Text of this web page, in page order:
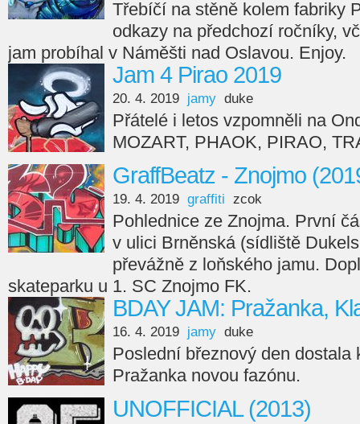
Třebíčí na stěně kolem fabriky
odkazy na předchozí ročníky,
jam probíhal v Náměšti nad Oslavou. Enjoy.
Jam 4 Pirao 2019
20. 4. 2019 jamy duke
Přátelé i letos vzpomněli na
MOZART, PHAOK, PIRAO,
GraffBeatz - Znojmo
19. 4. 2019 graffiti zcok
Pohlednice ze Znojma. První
v ulici Brněnská (sídliště
převážně z loňského jamu.
skateparku u 1. SC Znojmo FK.
BDAY JAM: Pražanka,
16. 4. 2019 jamy duke
Poslední březnový den dostala
Pražanka novou fazónu.
UNOFFICIAL (2013)